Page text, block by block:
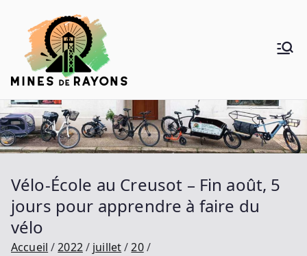
contenu
Rayons
Vélo-École au Creusot – Fin août, 5
jours pour apprendre à faire du
vélo
Accueil 2022 juillet
20